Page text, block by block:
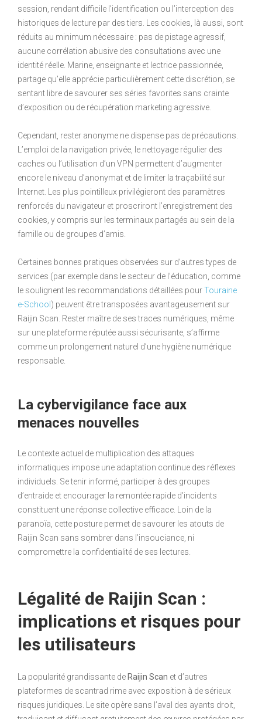
session, rendant difficile l’identification ou l’interception des
historiques de lecture par des tiers. Les cookies, là aussi, sont
réduits au minimum nécessaire : pas de pistage agressif,
aucune corrélation abusive des consultations avec une
identité réelle. Marine, enseignante et lectrice passionnée,
partage qu’elle apprécie particulièrement cette discrétion, se
sentant libre de savourer ses séries favorites sans crainte
d’exposition ou de récupération marketing agressive.
Cependant, rester anonyme ne dispense pas de précautions.
L’emploi de la navigation privée, le nettoyage régulier des
caches ou l’utilisation d’un VPN permettent d’augmenter
encore le niveau d’anonymat et de limiter la traçabilité sur
Internet. Les plus pointilleux privilégieront des paramètres
renforcés du navigateur et proscriront l’enregistrement des
cookies, y compris sur les terminaux partagés au sein de la
famille ou de groupes d’amis.
Certaines bonnes pratiques observées sur d’autres types de
services (par exemple dans le secteur de l’éducation, comme
le soulignent les recommandations détaillées pourTouraine
e-School ) peuvent être transposées avantageusement sur
Raijin Scan. Rester maître de ses traces numériques, même
sur une plateforme réputée aussi sécurisante, s’affirme
comme un prolongement naturel d’une hygiène numérique
responsable.
La cybervigilance face aux
menaces nouvelles
Le contexte actuel de multiplication des attaques
informatiques impose une adaptation continue des réflexes
individuels. Se tenir informé, participer à des groupes
d’entraide et encourager la remontée rapide d’incidents
constituent une réponse collective efficace. Loin de la
paranoïa, cette posture permet de savourer les atouts de
Raijin Scan sans sombrer dans l’insouciance, ni
compromettre la confidentialité de ses lectures.
Légalité de Raijin Scan :
implications et risques pour
les utilisateurs
La popularité grandissante de Raijin Scan et d’autres
plateformes de scantrad rime avec exposition à de sérieux
risques juridiques. Le site opère sans l’aval des ayants droit,